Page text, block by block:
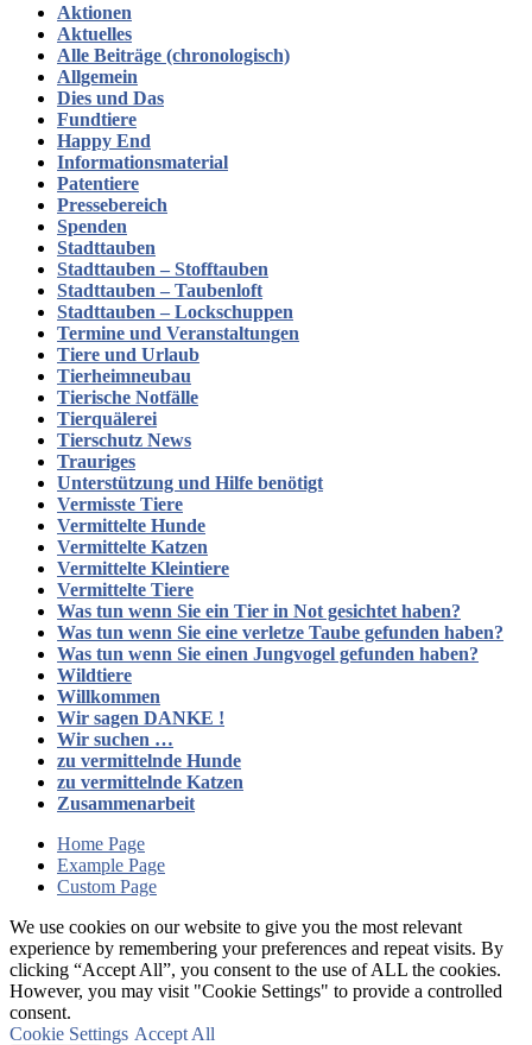
Aktionen
Aktuelles
Alle Beiträge (chronologisch)
Allgemein
Dies und Das
Fundtiere
Happy End
Informationsmaterial
Patentiere
Pressebereich
Spenden
Stadttauben
Stadttauben – Stofftauben
Stadttauben – Taubenloft
Stadttauben – Lockschuppen
Termine und Veranstaltungen
Tiere und Urlaub
Tierheimneubau
Tierische Notfälle
Tierquälerei
Tierschutz News
Trauriges
Unterstützung und Hilfe benötigt
Vermisste Tiere
Vermittelte Hunde
Vermittelte Katzen
Vermittelte Kleintiere
Vermittelte Tiere
Was tun wenn Sie ein Tier in Not gesichtet haben?
Was tun wenn Sie eine verletze Taube gefunden haben?
Was tun wenn Sie einen Jungvogel gefunden haben?
Wildtiere
Willkommen
Wir sagen DANKE !
Wir suchen …
zu vermittelnde Hunde
zu vermittelnde Katzen
Zusammenarbeit
Home Page
Example Page
Custom Page
We use cookies on our website to give you the most relevant
experience by remembering your preferences and repeat visits. By
clicking “Accept All”, you consent to the use of ALL the cookies.
However, you may visit "Cookie Settings" to provide a controlled
consent.
Cookie Settings Accept All